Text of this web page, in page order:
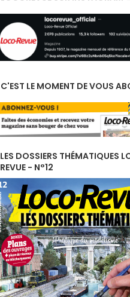
C'EST LE MOMENT DE VOUS
LES DOSSIERS THÉMATIQUES
REVUE - N°12